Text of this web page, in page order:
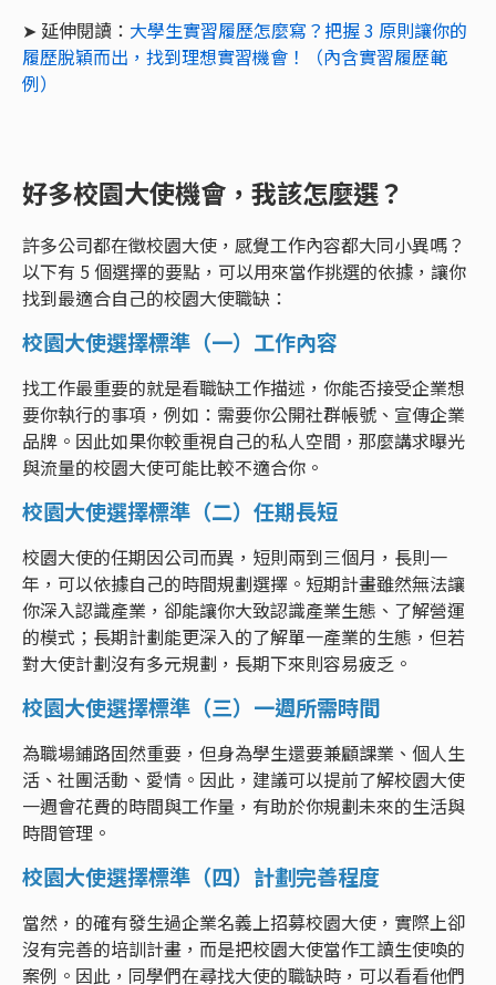
➤ 延伸閱讀： 大學生實習履歷怎麼寫？把握 3 原則讓你的
履歷脫穎而出，找到理想實習機會！（內含實習履歷範
例）
好多校園大使機會，我該怎麼選？
許多公司都在徵校園大使，感覺工作內容都大同小異嗎？
以下有 5 個選擇的要點，可以用來當作挑選的依據，讓你
找到最適合自己的校園大使職缺：
校園大使選擇標準（一）工作內容
找工作最重要的就是看職缺工作描述，你能否接受企業想
要你執行的事項，例如：需要你公開社群帳號、宣傳企業
品牌。因此如果你較重視自己的私人空間，那麼講求曝光
與流量的校園大使可能比較不適合你。
校園大使選擇標準（二）任期長短
校園大使的任期因公司而異，短則兩到三個月，長則一
年，可以依據自己的時間規劃選擇。短期計畫雖然無法讓
你深入認識產業，卻能讓你大致認識產業生態、了解營運
的模式；長期計劃能更深入的了解單一產業的生態，但若
對大使計劃沒有多元規劃，長期下來則容易疲乏。
校園大使選擇標準（三）一週所需時間
為職場鋪路固然重要，但身為學生還要兼顧課業、個人生
活、社團活動、愛情。因此，建議可以提前了解校園大使
一週會花費的時間與工作量，有助於你規劃未來的生活與
時間管理。
校園大使選擇標準（四）計劃完善程度
當然，的確有發生過企業名義上招募校園大使，實際上卻
沒有完善的培訓計畫，而是把校園大使當作工讀生使喚的
案例。因此，同學們在尋找大使的職缺時，可以看看他們